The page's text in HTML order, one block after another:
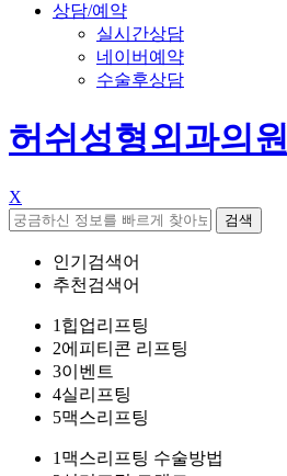
상담/예약
실시간상담
네이버예약
수술후상담
허쉬성형외과의원
X
검색
인기검색어
추천검색어
1 힙업리프팅
2에피티콘 리프팅
3이벤트
4실리프팅
5맥스리프팅
1 맥스리프팅 수술방법